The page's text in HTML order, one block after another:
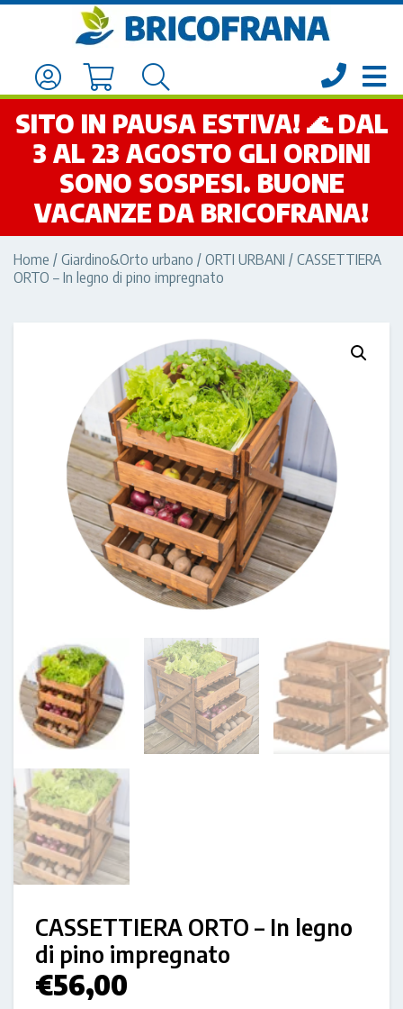
SITO IN PAUSA ESTIVA! 🌊 DAL
3 AL 23 AGOSTO GLI ORDINI
SONO SOSPESI. BUONE
VACANZE DA BRICOFRANA!
Home / Giardino&Orto urbano / ORTI URBANI / CASSETTIERA
ORTO – In legno di pino impregnato
CASSETTIERA ORTO – In legno
di pino impregnato
€56,00